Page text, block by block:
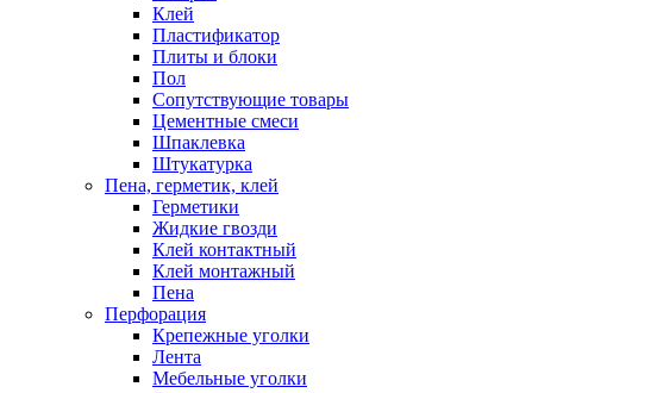
Клей
Пластификатор
Плиты и блоки
Пол
Сопутствующие товары
Цементные смеси
Шпаклевка
Штукатурка
Пена, герметик, клей
Герметики
Жидкие гвозди
Клей контактный
Клей монтажный
Пена
Перфорация
Крепежные уголки
Лента
Мебельные уголки